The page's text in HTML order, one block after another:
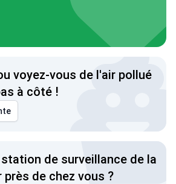
voyez-vous de l'air pollué
à côté !
station de surveillance de la
de chez vous ?